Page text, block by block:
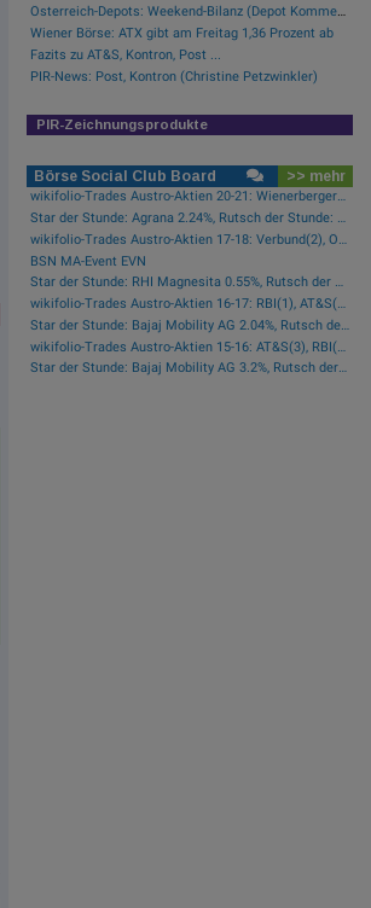
Österreich-Depots: Weekend-Bilanz (Depot Kommentar)
Wiener Börse: ATX gibt am Freitag 1,36 Prozent ab
Fazits zu AT&S, Kontron, Post ...
PIR-News: Post, Kontron (Christine Petzwinkler)
PIR-Zeichnungsprodukte
Börse Social Club Board >> mehr
wikifolio-Trades Austro-Aktien 20-21: Wienerberger(1)
Star der Stunde: Agrana 2.24%, Rutsch der Stunde: CA Immo -1.42%
wikifolio-Trades Austro-Aktien 17-18: Verbund(2), Österreichische Post(1)
BSN MA-Event EVN
Star der Stunde: RHI Magnesita 0.55%, Rutsch der Stunde: AT&S -2.29%
wikifolio-Trades Austro-Aktien 16-17: RBI(1), AT&S(1), Wienerberger(1), Österreichische Post(1)
Star der Stunde: Bajaj Mobility AG 2.04%, Rutsch der Stunde: Frequentis -1.76%
wikifolio-Trades Austro-Aktien 15-16: AT&S(3), RBI(2), Wienerberger(1), voestalpine(1), Kontron(1), Bawag(1)
Star der Stunde: Bajaj Mobility AG 3.2%, Rutsch der Stunde: Polytec Group -1.01%